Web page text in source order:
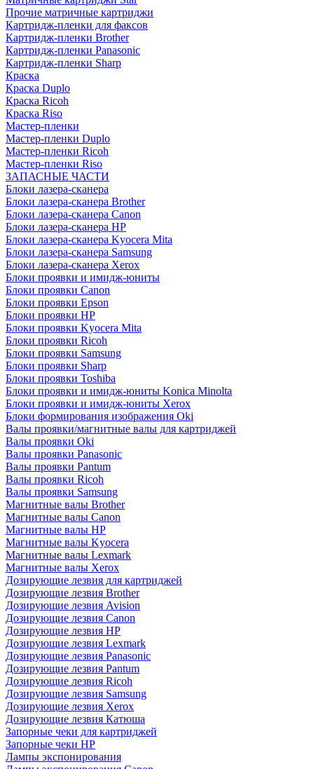
Прочие матричные картриджи
Картридж-пленки для факсов
Картридж-пленки Brother
Картридж-пленки Panasonic
Картридж-пленки Sharp
Краска
Краска Duplo
Краска Ricoh
Краска Riso
Мастер-пленки
Мастер-пленки Duplo
Мастер-пленки Ricoh
Мастер-пленки Riso
ЗАПАСНЫЕ ЧАСТИ
Блоки лазера-сканера
Блоки лазера-сканера Brother
Блоки лазера-сканера Canon
Блоки лазера-сканера HP
Блоки лазера-сканера Kyocera Mita
Блоки лазера-сканера Samsung
Блоки лазера-сканера Xerox
Блоки проявки и имидж-юниты
Блоки проявки Canon
Блоки проявки Epson
Блоки проявки HP
Блоки проявки Kyocera Mita
Блоки проявки Ricoh
Блоки проявки Samsung
Блоки проявки Sharp
Блоки проявки Toshiba
Блоки проявки и имидж-юниты Konica Minolta
Блоки проявки и имидж-юниты Xerox
Блоки формирования изображения Oki
Валы проявки/магнитные валы для картриджей
Валы проявки Oki
Валы проявки Panasonic
Валы проявки Pantum
Валы проявки Ricoh
Валы проявки Samsung
Магнитные валы Brother
Магнитные валы Canon
Магнитные валы HP
Магнитные валы Kyocera
Магнитные валы Lexmark
Магнитные валы Xerox
Дозирующие лезвия для картриджей
Дозирующие лезвия Brother
Дозирующие лезвия Avision
Дозирующие лезвия Canon
Дозирующие лезвия HP
Дозирующие лезвия Lexmark
Дозирующие лезвия Panasonic
Дозирующие лезвия Pantum
Дозирующие лезвия Ricoh
Дозирующие лезвия Samsung
Дозирующие лезвия Xerox
Дозирующие лезвия Катюша
Запорные чеки для картриджей
Запорные чеки HP
Лампы экспонирования